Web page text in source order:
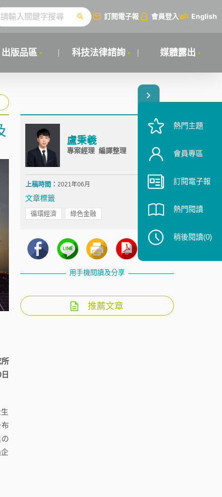
訂閱電子報 會員登入 English
出版品區 科技法律諮詢 媒體露出
盧秉羲
專案經理 編譯整理
上稿時間： 2021年06月
文章標籤
循環經濟 綠色金融
用手機閱讀及分享
推薦文章
熱門主題
會員專區
訂閱電子報
熱門閱讀
稍後閱讀(0)